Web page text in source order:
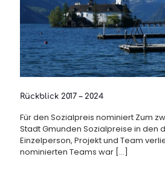
Rückblick 2017 – 2024
Für den Sozialpreis nominiert Zum
Stadt Gmunden Sozialpreise in den
Einzelperson, Projekt und Team
nominierten Teams war […]